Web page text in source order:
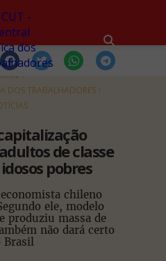
DOS TRABALHADORES
de classe
pobres
chileno
ele, modelo
produziu massa de
não dará certo
Brasil